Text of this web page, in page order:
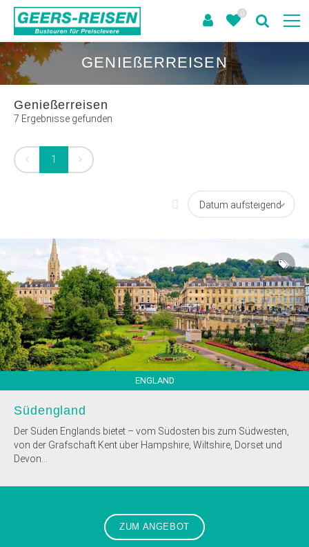
0
GENIEßERREISEN
Genießerreisen
7 Ergebnisse gefunden
1
ENGLAND
Südengland
Der Süden Englands bietet – vom Südosten bis zum Südwesten,
von der Grafschaft Kent über Hampshire, Wiltshire, Dorset und
Devon...
ZUM ANGEBOT